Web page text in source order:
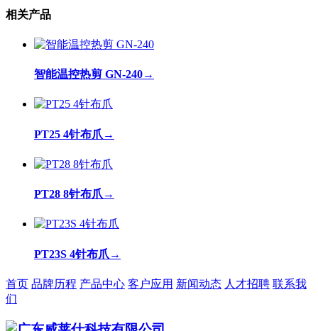
相关产品
智能温控热剪 GN-240→
PT25 4针布爪 →
PT28 8针布爪 →
PT23S 4针布爪 →
首页 品牌历程 产品中心 客户应用 新闻动态 人才招聘 联系我
们